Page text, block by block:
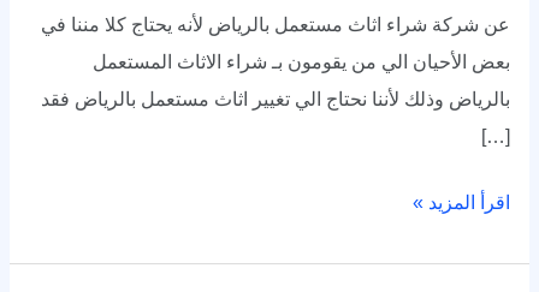
عن شركة شراء اثاث مستعمل بالرياض لأنه يحتاج كلا مننا في
بعض الأحيان الي من يقومون بـ شراء الاثاث المستعمل
بالرياض وذلك لأننا نحتاج الي تغيير اثاث مستعمل بالرياض فقد
[…]
اقرأ المزيد »